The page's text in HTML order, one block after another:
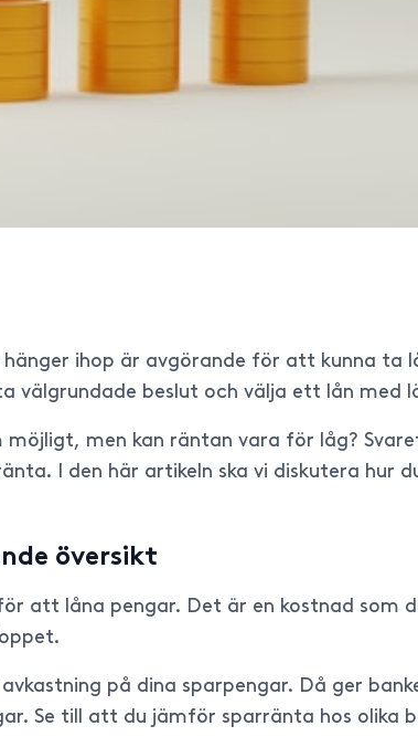
ihop är avgörande för att kunna ta
välgrundade beslut och välja ett lån
möjligt, men kan räntan vara för låg?
I den här artikeln ska vi diskutera
översikt
att låna pengar. Det är en kostnad som
på dina sparpengar. Då ger
Se till att du jämför sparränta hos olika